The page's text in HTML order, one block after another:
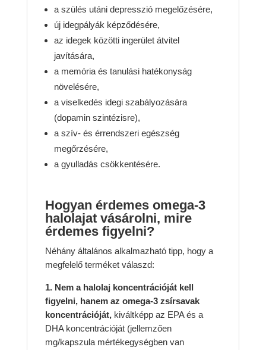
a szülés utáni depresszió megelőzésére,
új idegpályák képződésére,
az idegek közötti ingerület átvitel
javítására,
a memória és tanulási hatékonyság
növelésére,
a viselkedés idegi szabályozására
(dopamin szintézisre),
a szív- és érrendszeri egészség
megőrzésére,
a gyulladás csökkentésére.
Hogyan érdemes omega-3
halolajat vásárolni, mire
érdemes figyelni?
Néhány általános alkalmazható tipp, hogy a
megfelelő terméket válaszd:
1. Nem a halolaj koncentrációját kell
figyelni, hanem az omega-3 zsírsavak
koncentrációját,kiváltképp az EPA és a
DHA koncentrációját (jellemzően
mg/kapszula mértékegységben van